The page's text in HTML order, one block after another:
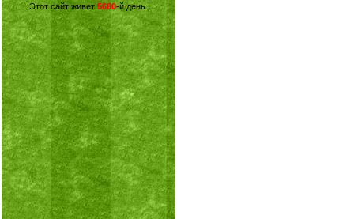
Этот сайт живет5680-й день.